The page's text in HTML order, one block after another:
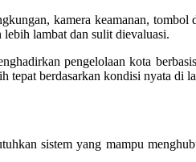
kamera keamanan,
lambat dan sulit dievaluasi.
pengelolaan kota
tepat berdasarkan kondisi nyata di
sistem yang mampu